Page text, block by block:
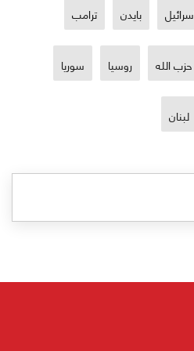
بايدن ترامب
حزب الله روسيا سوريا
لبنان